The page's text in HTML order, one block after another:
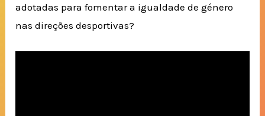
adotadas para fomentar a igualdade de género
nas direções desportivas?